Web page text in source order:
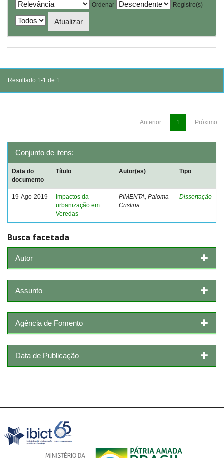
Ordenar
Registro(s)
Resultado 1-1 de 1.
Anterior 1 Próximo
Conjunto de itens:
Data do
documento
Título Autor(es) Tipo
19-Ago-2019
Impactos da
urbanização em
Veredas
PIMENTA, Paloma
Cristina
Dissertação
Busca facetada
Autor
Assunto
Agência de Fomento
Data de Publicação